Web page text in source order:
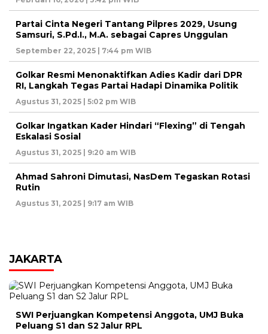
Partai Cinta Negeri Tantang Pilpres 2029, Usung
Samsuri, S.Pd.I., M.A. sebagai Capres Unggulan
September 22, 2025 | 7:44 pm WIB
Golkar Resmi Menonaktifkan Adies Kadir dari DPR
RI, Langkah Tegas Partai Hadapi Dinamika Politik
Agustus 31, 2025 | 5:02 pm WIB
Golkar Ingatkan Kader Hindari “Flexing” di Tengah
Eskalasi Sosial
Agustus 31, 2025 | 9:20 am WIB
Ahmad Sahroni Dimutasi, NasDem Tegaskan Rotasi
Rutin
Agustus 31, 2025 | 9:17 am WIB
JAKARTA
SWI Perjuangkan Kompetensi Anggota, UMJ Buka
Peluang S1 dan S2 Jalur RPL